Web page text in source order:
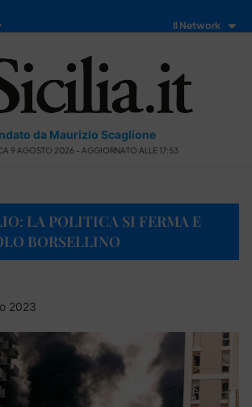
Il Network
da Maurizio Scaglione
9 AGOSTO 2026 - AGGIORNATO ALLE 17:53
LA POLITICA SI FERMA E
BORSELLINO
2023